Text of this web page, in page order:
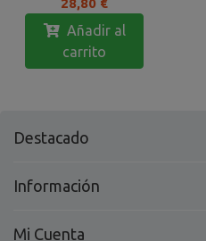
28,80 €
Añadir al
carrito
Destacado
Información
Mi Cuenta